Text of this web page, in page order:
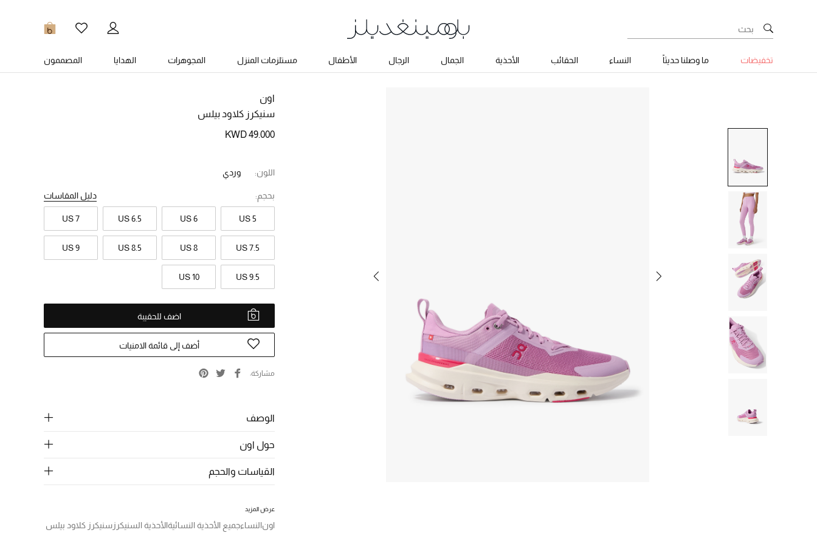
0
تخفيضات ما وصلنا حديثاً النساء الحقائب الأحذية الجمال الرجال الأطفال مستلزمات المنزل المجوهرات الهدايا المصممون
اون
سنيكرز كلاود بيلس
KWD 49.000
اللون: وردي
بحجم: دليل المقاسات
US 5
US 6
US 6.5
US 7
US 7.5
US 8
US 8.5
US 9
US 9.5
US 10
اضف للحقيبة
أضف إلى قائمة الامنيات
مشاركة
الوصف
حول اون
القياسات والحجم
عرض المزيد
اونالنساءجميع الأحذية النسائيةالأحذية السنيكرزسنيكرز كلاود بيلس